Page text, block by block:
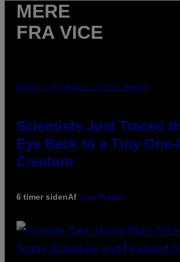
MERE
FRA VICE
PHOTO: CSA IMAGES / GETTY IMAGES
Scientists Just Traced
Eye Back to a Tiny One-
Creature
6 timer sidenAf Luis Prada